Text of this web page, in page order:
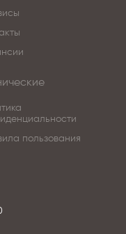
пользования